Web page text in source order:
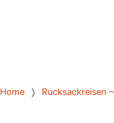
Home ❭ Rucksackreisen